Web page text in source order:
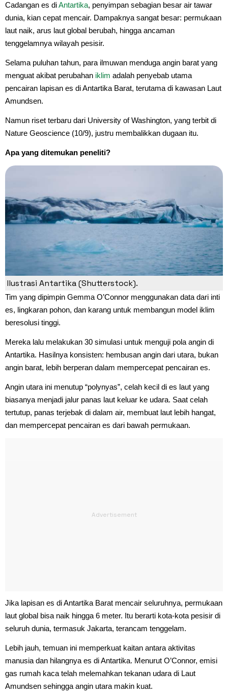
Cadangan es diAntartika, penyimpan sebagian besar air tawar
dunia, kian cepat mencair. Dampaknya sangat besar: permukaan
laut naik, arus laut global berubah, hingga ancaman
tenggelamnya wilayah pesisir.
Selama puluhan tahun, para ilmuwan menduga angin barat yang
menguat akibat perubahan iklim adalah penyebab utama
pencairan lapisan es di Antartika Barat, terutama di kawasan Laut
Amundsen.
Namun riset terbaru dari University of Washington, yang terbit di
Nature Geoscience (10/9), justru membalikkan dugaan itu.
Apa yang ditemukan peneliti?
Ilustrasi Antartika (Shutterstock).
Tim yang dipimpin Gemma O’Connor menggunakan data dari inti
es, lingkaran pohon, dan karang untuk membangun model iklim
beresolusi tinggi.
Mereka lalu melakukan 30 simulasi untuk menguji pola angin di
Antartika. Hasilnya konsisten: hembusan angin dari utara, bukan
angin barat, lebih berperan dalam mempercepat pencairan es.
Angin utara ini menutup “polynyas”, celah kecil di es laut yang
biasanya menjadi jalur panas laut keluar ke udara. Saat celah
tertutup, panas terjebak di dalam air, membuat laut lebih hangat,
dan mempercepat pencairan es dari bawah permukaan.
Jika lapisan es di Antartika Barat mencair seluruhnya, permukaan
laut global bisa naik hingga 6 meter. Itu berarti kota-kota pesisir di
seluruh dunia, termasuk Jakarta, terancam tenggelam.
Lebih jauh, temuan ini memperkuat kaitan antara aktivitas
manusia dan hilangnya es di Antartika. Menurut O’Connor, emisi
gas rumah kaca telah melemahkan tekanan udara di Laut
Amundsen sehingga angin utara makin kuat.